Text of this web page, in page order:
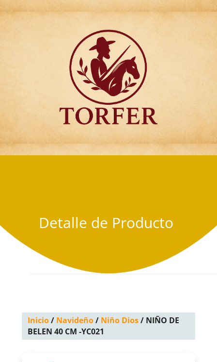
Articulos para
Regalo Torfer.
Detalle de Producto
Inicio/ Navideño/ Niño Dios/ NIÑO DE
BELEN 40 CM -YC021